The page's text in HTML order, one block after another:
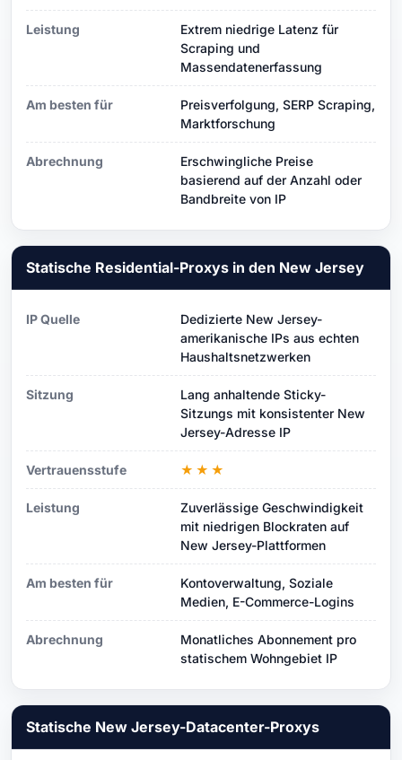
Leistung
Extrem niedrige Latenz für
Scraping und
Massendatenerfassung
Am besten für
Preisverfolgung, SERP Scraping,
Marktforschung
Abrechnung
Erschwingliche Preise
basierend auf der Anzahl oder
Bandbreite von IP
Statische Residential-Proxys in den New Jersey
IP Quelle
Dedizierte New Jersey-
amerikanische IPs aus echten
Haushaltsnetzwerken
Sitzung
Lang anhaltende Sticky-
Sitzungs mit konsistenter New
Jersey-Adresse IP
Vertrauensstufe ★★★
Leistung
Zuverlässige Geschwindigkeit
mit niedrigen Blockraten auf
New Jersey-Plattformen
Am besten für
Kontoverwaltung, Soziale
Medien, E-Commerce-Logins
Abrechnung
Monatliches Abonnement pro
statischem Wohngebiet IP
Statische New Jersey-Datacenter-Proxys